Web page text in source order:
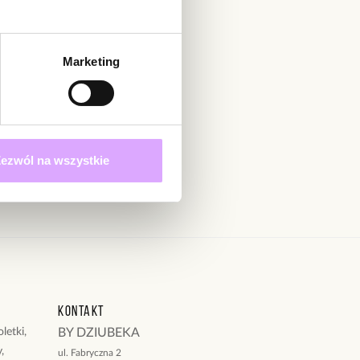
Marketing
na wszystkie
Dodaj opinię
Zapisz się
Kontakt
BY DZIUBEKA
ul. Fabryczna 2